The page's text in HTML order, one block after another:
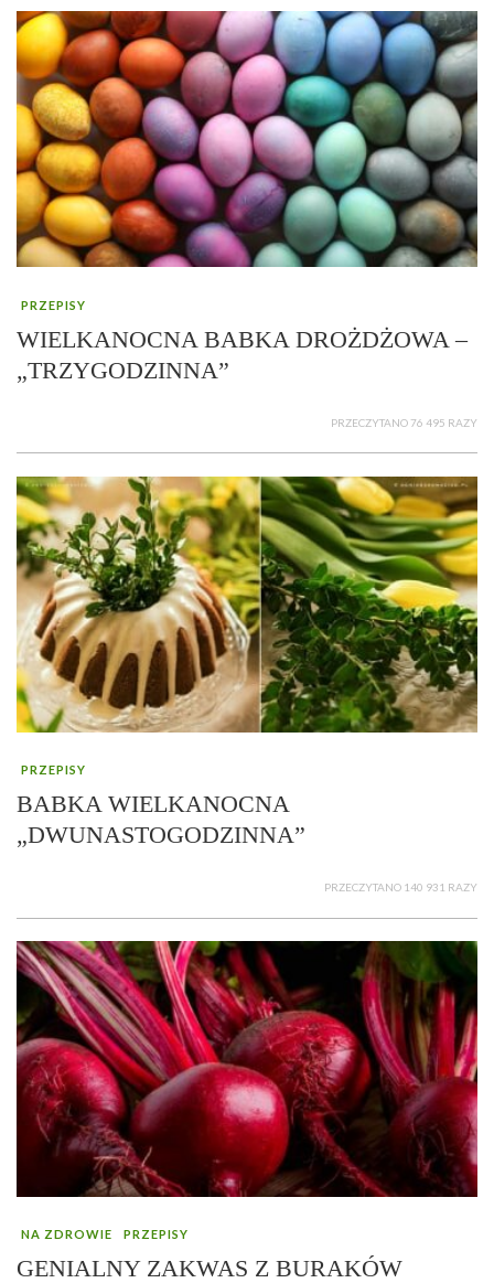
PRZEPISY
WIELKANOCNA BABKA DROŻDŻOWA –
„TRZYGODZINNA”
PRZECZYTANO 76 495 RAZY
PRZEPISY
BABKA WIELKANOCNA
„DWUNASTOGODZINNA”
PRZECZYTANO 140 931 RAZY
NA ZDROWIE PRZEPISY
GENIALNY ZAKWAS Z BURAKÓW